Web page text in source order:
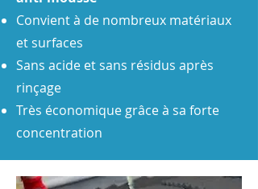
Convient à de nombreux matériaux
et surfaces
Sans acide et sans résidus après
rinçage
Très économique grâce à sa forte
concentration